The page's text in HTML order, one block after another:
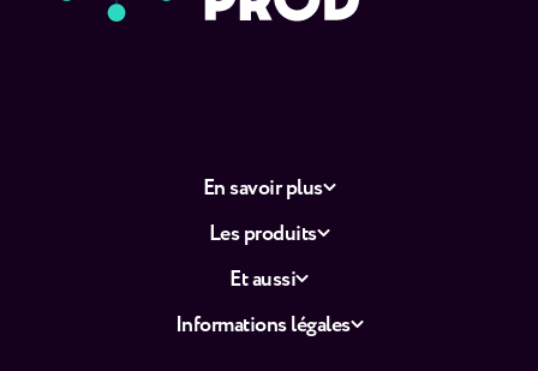
En savoir plus
Les produits
Et aussi
Informations légales